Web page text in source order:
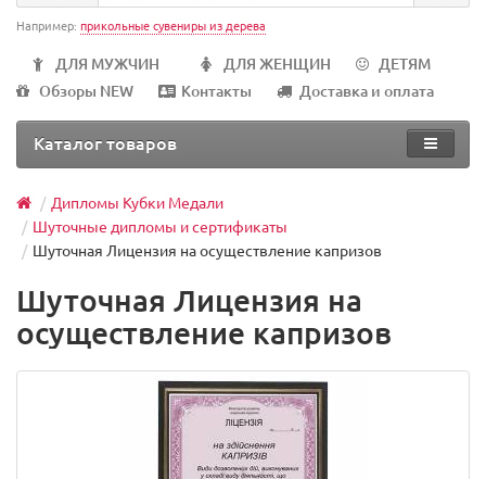
Например: прикольные сувениры из дерева
ДЛЯ МУЖЧИН ДЛЯ ЖЕНЩИН
ДЕТЯМ
Обзоры NEW
Контакты Доставка и оплата
Каталог товаров
Дипломы Кубки Медали
Шуточные дипломы и сертификаты
Шуточная Лицензия на осуществление капризов
Шуточная Лицензия на
осуществление капризов